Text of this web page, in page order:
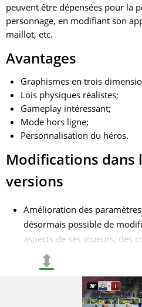
peuvent être dépensées pour la
personnage, en modifiant son
maillot, etc.
Avantages
Graphismes en trois
Lois physiques réalistes;
Gameplay intéressant;
Mode hors ligne;
Personnalisation du héros.
Modifications dans
versions
Amélioration des
désormais possible de
aspects de ses joueurs, des
accessoires, assurant
Système de récompenses
l'argent, des pièces d'or, de
des tenues uniques et des
⬍